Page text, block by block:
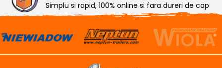
Simplu si rapid, 100% online si fara dureri de cap